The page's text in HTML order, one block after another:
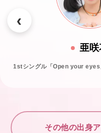
亜
1stシングル「Open your eyes
その他の出身